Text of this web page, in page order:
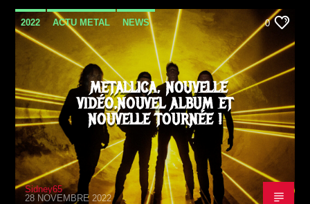
2022 ACTU METAL NEWS 0
METALLICA, NOUVELLE
VIDÉO,NOUVEL ALBUM ET
NOUVELLE TOURNÉE !
Sidney65
28 NOVEMBRE 2022